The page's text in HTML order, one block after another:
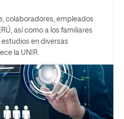
colaboradores, empleados
así como a los familiares
en diversas
la UNIR.